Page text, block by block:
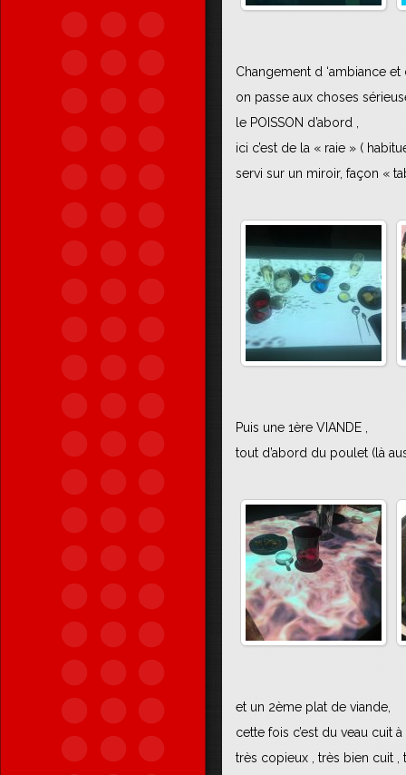
Changement d ‘ambiance
on passe aux choses
le POISSON d’abord ,
ici c’est de la « raie » (
servi sur un miroir, façon «
Puis une 1ère VIANDE ,
tout d’abord du poulet (là
et un 2ème plat de viande,
cette fois c’est du veau cuit
très copieux , très bien cuit ,